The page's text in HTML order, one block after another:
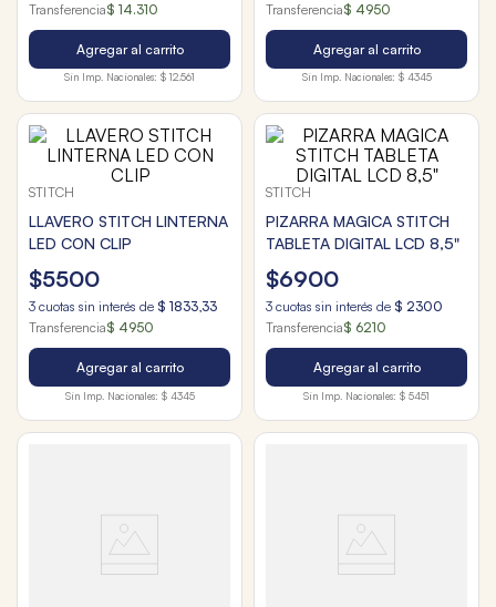
Transferencia$ 14.310
Agregar al carrito
Sin Imp. Nacionales: $ 12.561
Transferencia$ 4950
Agregar al carrito
Sin Imp. Nacionales: $ 4345
STITCH
LLAVERO STITCH LINTERNA
LED CON CLIP
$5500
3 cuotas sin interés de $ 1833,33
Transferencia$ 4950
Agregar al carrito
Sin Imp. Nacionales: $ 4345
STITCH
PIZARRA MAGICA STITCH
TABLETA DIGITAL LCD 8,5"
$6900
3 cuotas sin interés de $ 2300
Transferencia$ 6210
Agregar al carrito
Sin Imp. Nacionales: $ 5451